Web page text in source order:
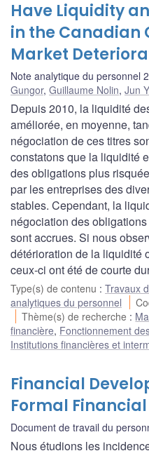
Have Liquidity
in the Canadian
Market
Note analytique du personnel
Gungor, Guillaume Nolin, Jun
Depuis 2010, la liquidité
améliorée, en moyenne,
négociation de ces titres
constatons que la liquidité
des obligations plus
par les entreprises des
stables. Cependant, la
négociation des
sont accrues. Si nous
détérioration de la liquidité
ceux-ci ont été de courte
Type(s) de contenu : Travaux
analytiques du personnel
Thème(s) de recherche :
financière, Fonctionnement
Institutions financières et
Financial
Formal
Document de travail du
Nous étudions les